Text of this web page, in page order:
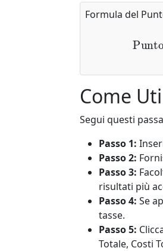
Formula del
Come
Segui questi
Passo 1:
Passo 2:
Passo 3:
risultati più
Passo 4: Se
tasse.
Passo 5:
Totale, Costi